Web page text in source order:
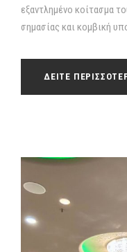
εξαντλημένο κοίτασμα
σημασίας και κομβική
ΔΕΙΤΕ